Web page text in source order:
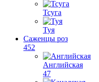
Тсуга
Туя
Саженцы роз
452
Английская
47